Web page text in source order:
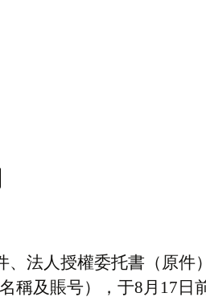
、法人授權委托書（原件
稱及賬号），于8月 17 日